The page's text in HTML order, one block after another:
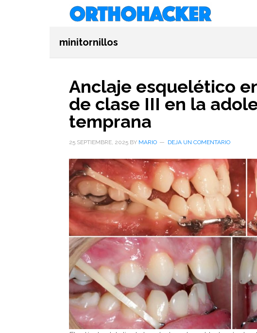
minitornillos
Anclaje esquelético
de clase III en la
temprana
25 SEPTIEMBRE, 2025 BY MARIO DEJA UN COMENTARIO